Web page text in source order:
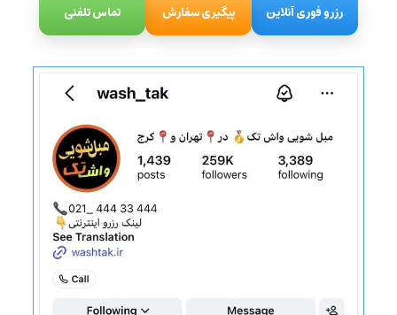
رزرو فوری آنلاین پیگیری سفارش تماس تلفنی